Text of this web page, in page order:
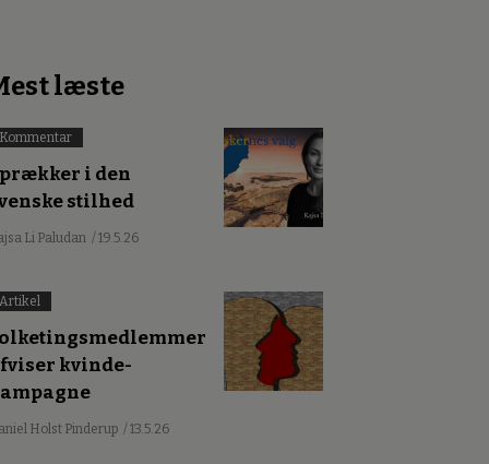
læste
Kommentar
i den
stilhed
Li Paludan / 19.5.26
Artikel
kvinde-
Holst Pinderup / 13.5.26